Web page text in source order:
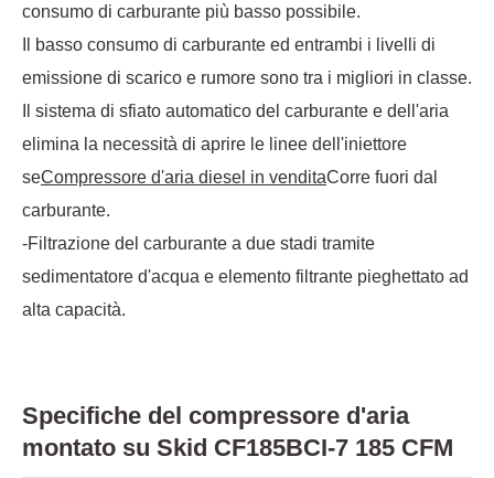
consumo di carburante più basso possibile.
Il basso consumo di carburante ed entrambi i livelli di
emissione di scarico e rumore sono tra i migliori in classe.
Il sistema di sfiato automatico del carburante e dell'aria
elimina la necessità di aprire le linee dell'iniettore
seCompressore d'aria diesel in venditaCorre fuori dal
carburante.
-Filtrazione del carburante a due stadi tramite
sedimentatore d'acqua e elemento filtrante pieghettato ad
alta capacità.
Specifiche del compressore d'aria
montato su Skid CF185BCI-7 185 CFM